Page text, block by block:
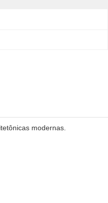
modernas.